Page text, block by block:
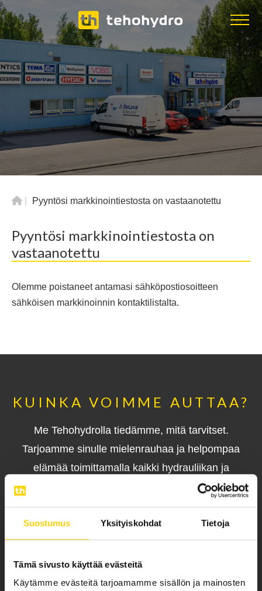
Suostumus Yksityiskohdat Tietoja
Tämä sivusto käyttää evästeitä
Käytämme evästeitä tarjoamamme sisällön ja mainosten
Pyyntösi markkinointiestosta on vastaanotettu
Pyyntösi markkinointiestosta on
vastaanotettu
Olemme poistaneet antamasi sähköpostiosoitteen
sähköisen markkinoinnin kontaktilistalta.
KUINKA VOIMME AUTTAA?
Me Tehohydrolla tiedämme, mitä tarvitset.
Tarjoamme sinulle mielenrauhaa ja helpompaa
elämää toimittamalla kaikki hydrauliikan ja
pneumatiikan osat ja ratkaisut yhdestä numerosta.